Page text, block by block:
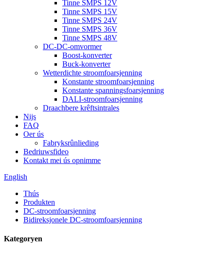
Tinne SMPS 12V
Tinne SMPS 15V
Tinne SMPS 24V
Tinne SMPS 36V
Tinne SMPS 48V
DC-DC-omvormer
Boost-konverter
Buck-konverter
Wetterdichte stroomfoarsjenning
Konstante stroomfoarsjenning
Konstante spanningsfoarsjenning
DALI-stroomfoarsjenning
Draachbere krêftsintrales
Nijs
FAQ
Oer ús
Fabryksrûnlieding
Bedriuwsfideo
Kontakt mei ús opnimme
English
Thús
Produkten
DC-stroomfoarsjenning
Bidireksjonele DC-stroomfoarsjenning
Kategoryen